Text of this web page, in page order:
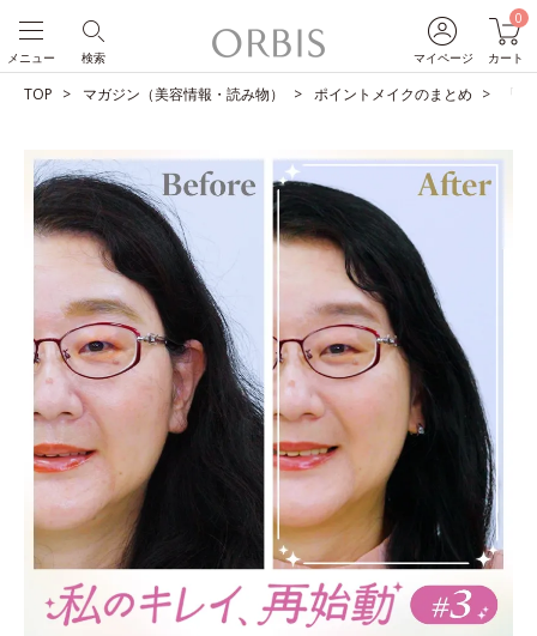
マイページ
0
カート
検索
メニュー
TOP マガジン（美容情報・読み物） ポイントメイクのまとめ 「